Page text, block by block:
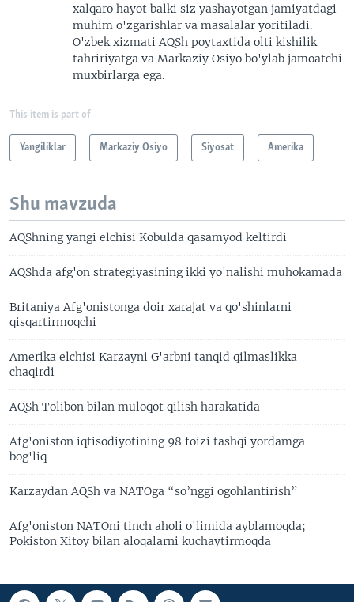
xalqaro hayot balki siz yashayotgan jamiyatdagi
muhim o'zgarishlar va masalalar yoritiladi.
O'zbek xizmati AQSh poytaxtida olti kishilik
tahririyatga va Markaziy Osiyo bo'ylab jamoatchi
muxbirlarga ega.
This item is part of
Yangiliklar Markaziy Osiyo Siyosat Amerika
Shu mavzuda
AQShning yangi elchisi Kobulda qasamyod keltirdi
AQShda afg'on strategiyasining ikki yo'nalishi muhokamada
Britaniya Afg'onistonga doir xarajat va qo'shinlarni
qisqartirmoqchi
Amerika elchisi Karzayni G'arbni tanqid qilmaslikka
chaqirdi
AQSh Tolibon bilan muloqot qilish harakatida
Afg'oniston iqtisodiyotining 98 foizi tashqi yordamga
bog'liq
Karzaydan AQSh va NATOga “so’nggi ogohlantirish”
Afg'oniston NATOni tinch aholi o'limida ayblamoqda;
Pokiston Xitoy bilan aloqalarni kuchaytirmoqda